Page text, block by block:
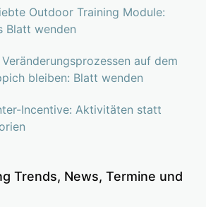
Outdoor Training Module:
Blatt wenden
Veränderungsprozessen auf dem
bleiben: Blatt wenden
Incentive: Aktivitäten statt
Trends, News, Termine und